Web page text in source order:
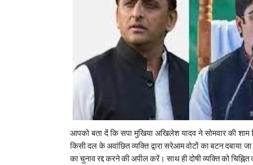
आपको बता दें कि सपा मुखिया अखिलेश यादव ने सोमवार की
किसी दल के अवांछित व्यक्ति द्वारा सरेआम वोटों का बटन दबाया
का चुनाव रद्द करने की अपील करें। साथ ही दोषी व्यक्ति को